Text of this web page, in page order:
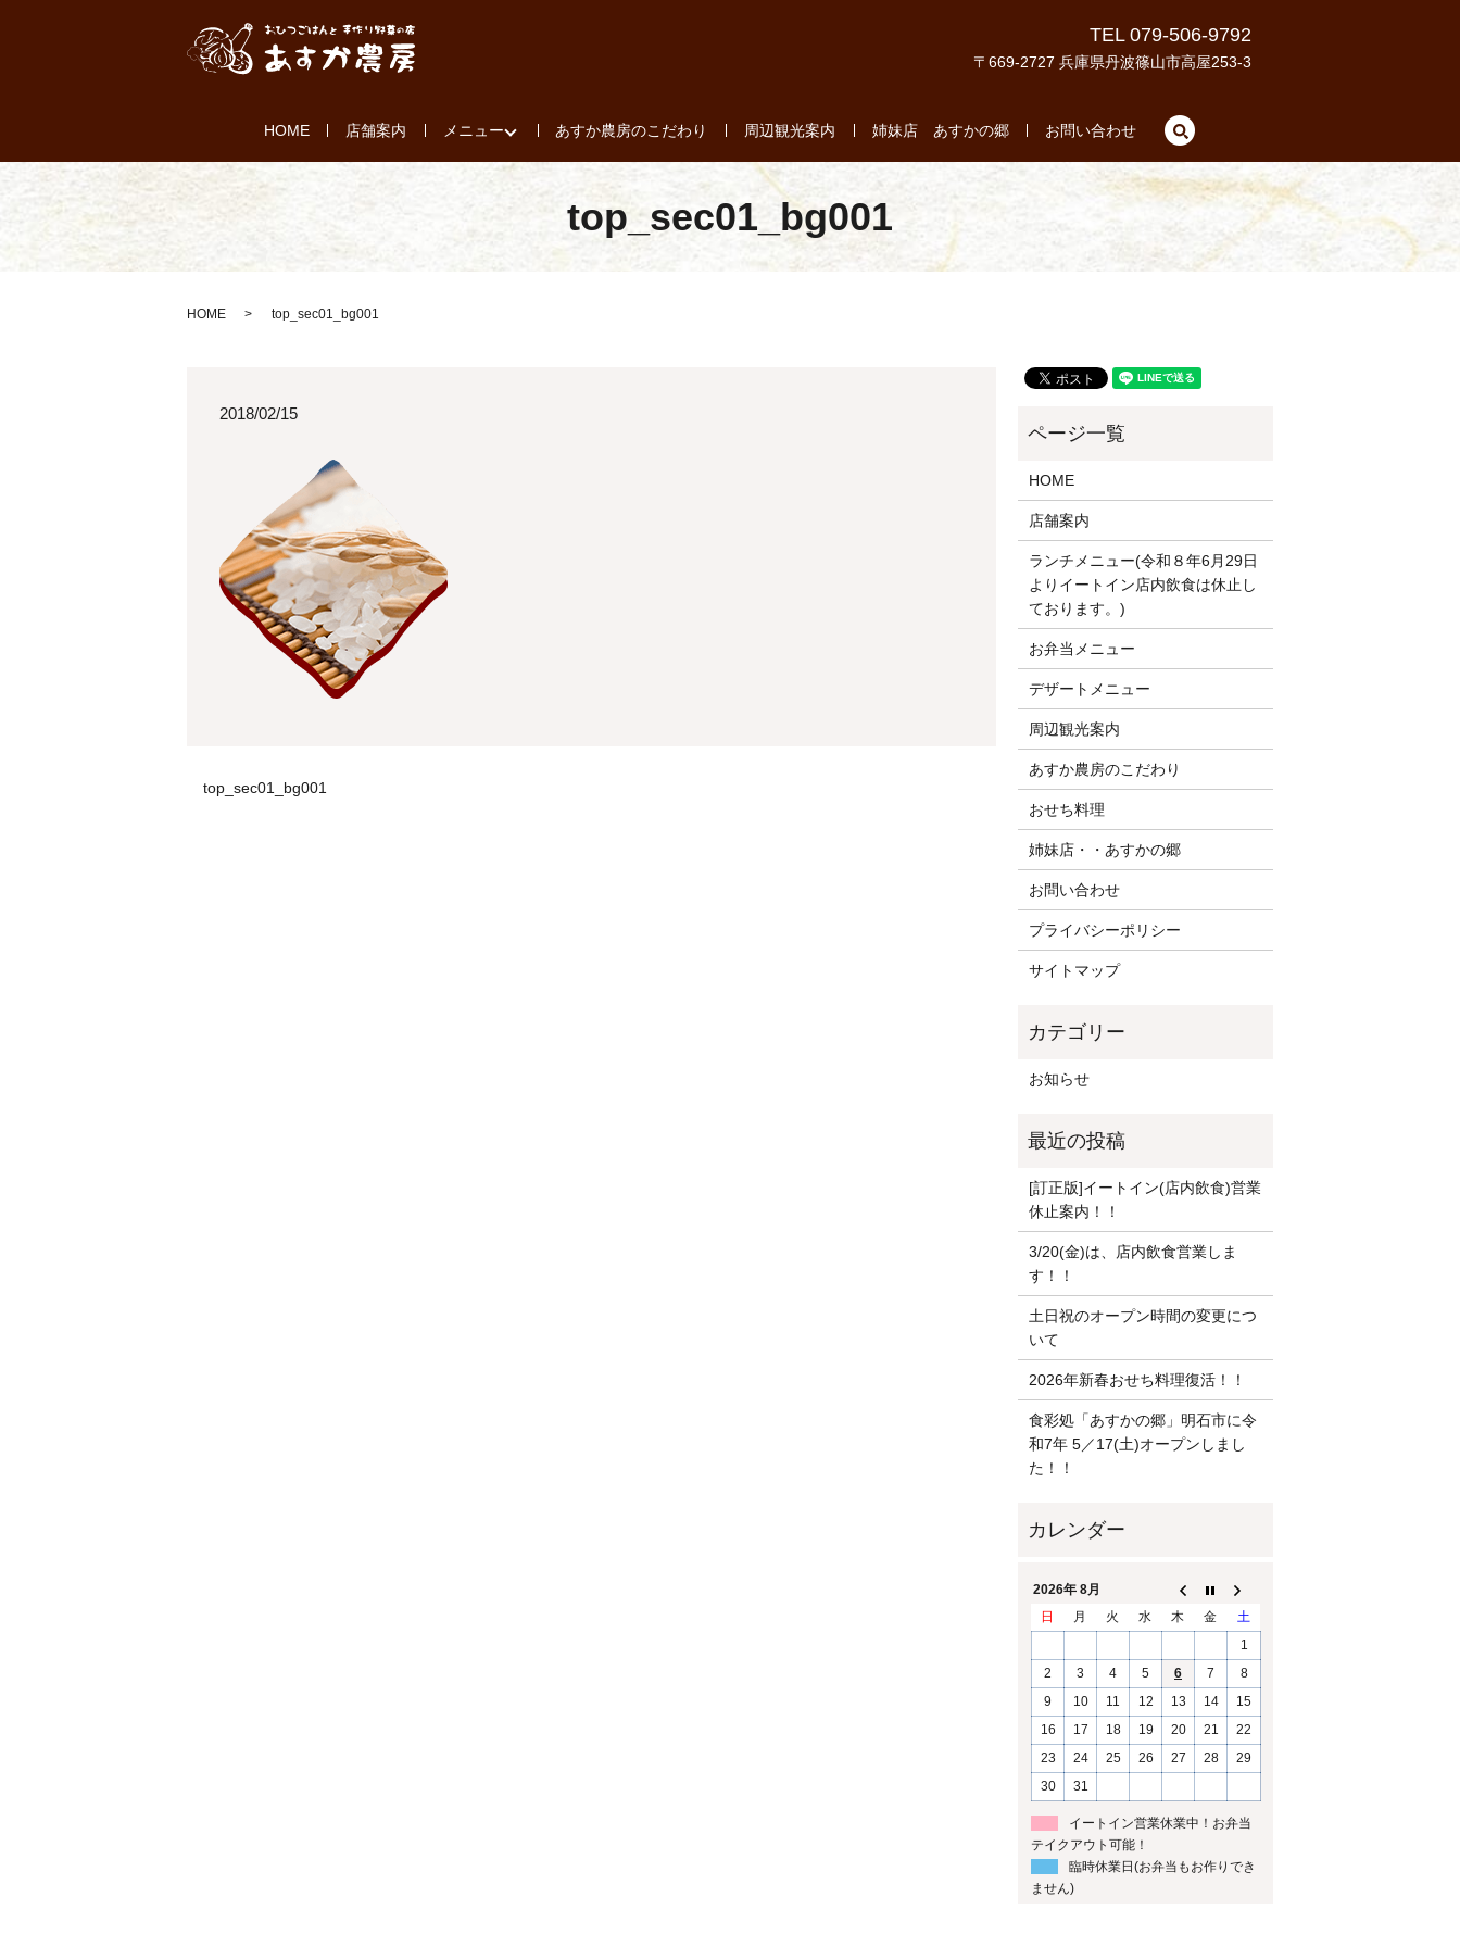
TEL 079-506-9792
〒669-2727 兵庫県丹波篠山市高屋253-3
HOME 店舗案内 メニュー あすか農房のこだわり 周辺観光案内 姉妹店 あすかの郷 お問い合わせ
top_sec01_bg001
HOME top_sec01_bg001
2018/02/15
top_sec01_bg001
HOME
店舗案内
ランチメニュー(令和８年6月29日
よりイートイン店内飲食は休止し
ております。)
お弁当メニュー
デザートメニュー
周辺観光案内
あすか農房のこだわり
おせち料理
姉妹店・・あすかの郷
お問い合わせ
プライバシーポリシー
サイトマップ
お知らせ
[訂正版]イートイン(店内飲食)営業
休止案内！！
3/20(金)は、店内飲食営業しま
す！！
土日祝のオープン時間の変更につ
いて
2026年新春おせち料理復活！！
食彩処「あすかの郷」明石市に令
和7年 5／17(土)オープンしまし
た！！
2026年 8月
日
月 火 水 木 金
土
1
2
3 4 5 6 7
8
9
10 11 12 13 14
15
16
17 18 19 20 21
22
23
24 25 26 27 28
29
30
31
イートイン営業休業中！お弁当
テイクアウト可能！
臨時休業日(お弁当もお作りでき
ません)